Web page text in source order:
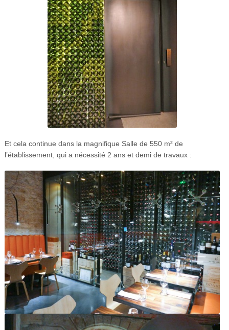
Et cela continue dans la magnifique Salle de 550 m² de
l’établissement, qui a nécessité 2 ans et demi de travaux :